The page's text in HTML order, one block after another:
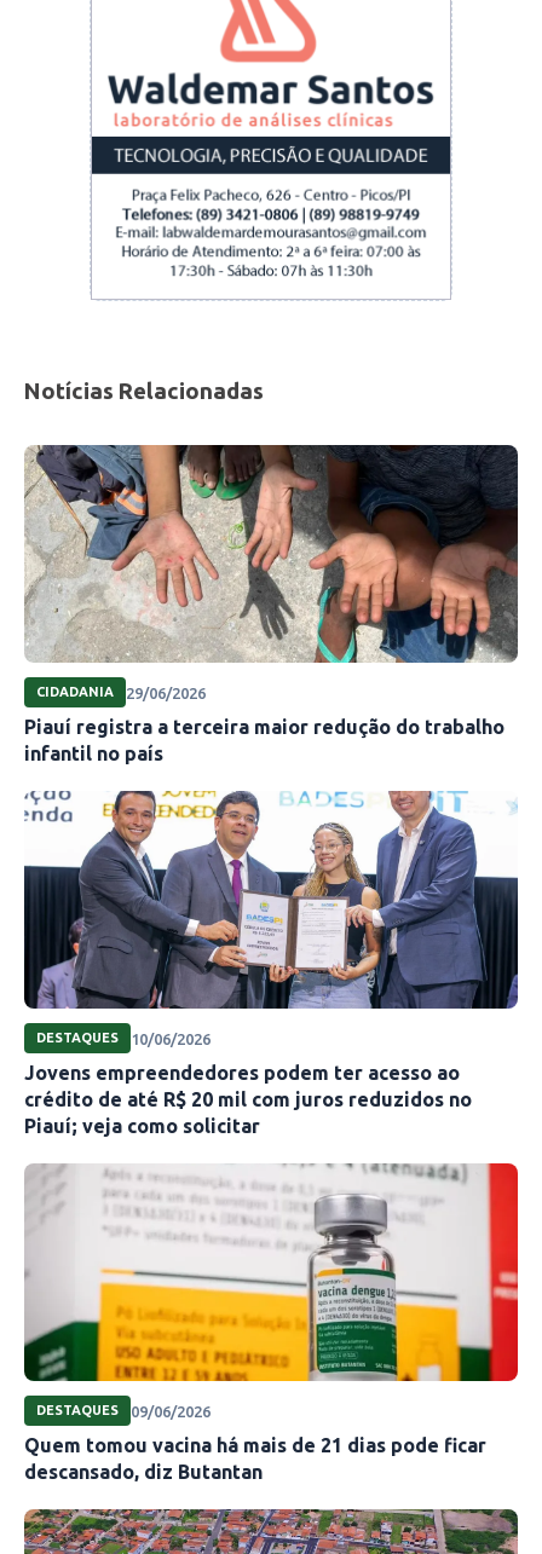
Notícias Relacionadas
CIDADANIA 29/06/2026
Piauí registra a terceira maior redução do trabalho
infantil no país
DESTAQUES 10/06/2026
Jovens empreendedores podem ter acesso ao
crédito de até R$ 20 mil com juros reduzidos no
Piauí; veja como solicitar
DESTAQUES 09/06/2026
Quem tomou vacina há mais de 21 dias pode ficar
descansado, diz Butantan